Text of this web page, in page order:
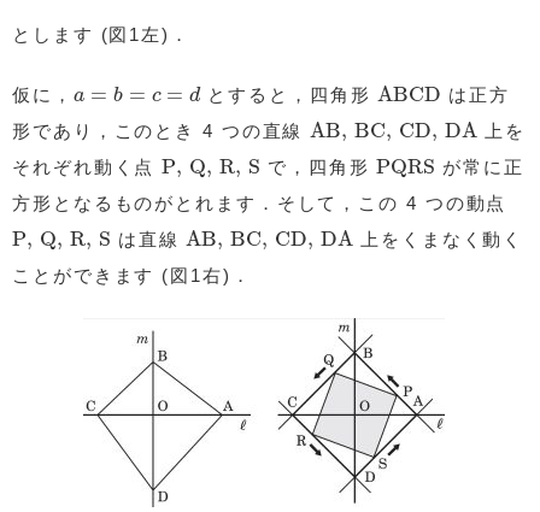
とします (図1左)．
仮に， a = b = c = d
a = d とすると，四角形 ABCD
ABCD は正方
形であり，このとき 4 つの直線 AB, BC, CD, DA
AB BC,CD,DA
上を
それぞれ動く点P, Q, R, S
P, Q,R ,S で，四角形PQRS
PQRS が常に正
方形となるものがとれます．そして，この 4 つの動点
P, Q, R, S
P, Q,R ,S は直線 AB, BC, CD, DA
AB BC,CD,DA
上をくまなく動く
ことができます (図1右)．